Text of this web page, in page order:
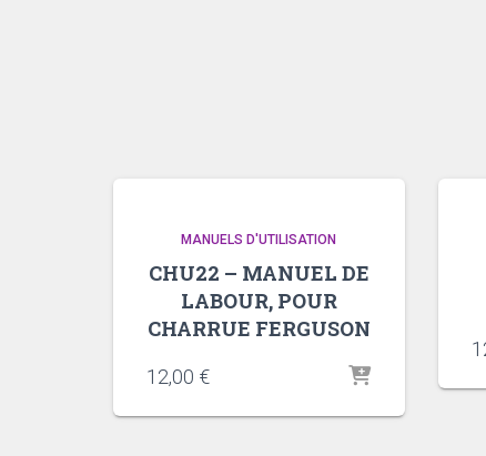
MANUELS D'UTILISATION
CHU22 – MANUEL DE
LABOUR, POUR
CHARRUE FERGUSON
12,00 €